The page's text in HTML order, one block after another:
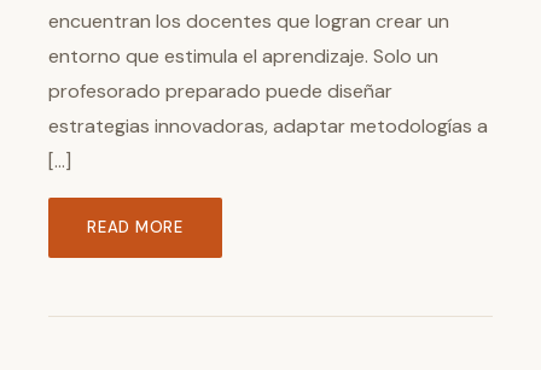
encuentran los docentes que logran crear un
entorno que estimula el aprendizaje. Solo un
profesorado preparado puede diseñar
estrategias innovadoras, adaptar metodologías a
[…]
READ MORE